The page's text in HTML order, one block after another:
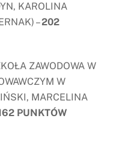
KAROLINA
–202
ZAWODOWA W
W
MARCELINA
PUNKTÓW